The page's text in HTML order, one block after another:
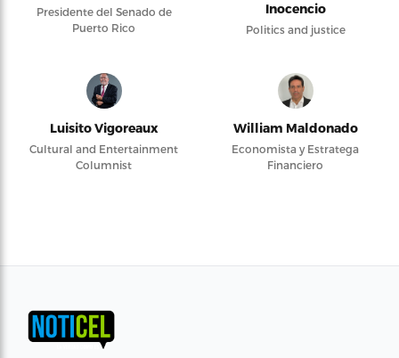
Presidente del Senado de
Puerto Rico
Inocencio
Politics and justice
Luisito Vigoreaux
Cultural and Entertainment
Columnist
William Maldonado
Economista y Estratega
Financiero